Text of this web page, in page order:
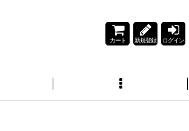
カート 新規登録 ログイン